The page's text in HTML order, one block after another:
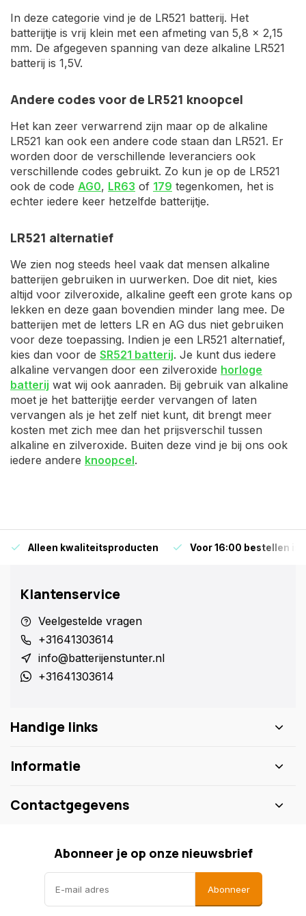
In deze categorie vind je de LR521 batterij. Het
batterijtje is vrij klein met een afmeting van 5,8 x 2,15
mm. De afgegeven spanning van deze alkaline LR521
batterij is 1,5V.
Andere codes voor de LR521 knoopcel
Het kan zeer verwarrend zijn maar op de alkaline
LR521 kan ook een andere code staan dan LR521. Er
worden door de verschillende leveranciers ook
verschillende codes gebruikt. Zo kun je op de LR521
ook de code AG0, LR63 of 179 tegenkomen, het is
echter iedere keer hetzelfde batterijtje.
LR521 alternatief
We zien nog steeds heel vaak dat mensen alkaline
batterijen gebruiken in uurwerken. Doe dit niet, kies
altijd voor zilveroxide, alkaline geeft een grote kans op
lekken en deze gaan bovendien minder lang mee. De
batterijen met de letters LR en AG dus niet gebruiken
voor deze toepassing. Indien je een LR521 alternatief,
kies dan voor de SR521 batterij. Je kunt dus iedere
alkaline vervangen door een zilveroxide horloge
batterij wat wij ook aanraden. Bij gebruik van alkaline
moet je het batterijtje eerder vervangen of laten
vervangen als je het zelf niet kunt, dit brengt meer
kosten met zich mee dan het prijsverschil tussen
alkaline en zilveroxide. Buiten deze vind je bij ons ook
iedere andere knoopcel.
Alleen kwaliteitsproducten Voor 16:00 bestellen is
Klantenservice
Veelgestelde vragen
+31641303614
info@batterijenstunter.nl
+31641303614
Handige links
Informatie
Contactgegevens
Abonneer je op onze nieuwsbrief
Abonneer